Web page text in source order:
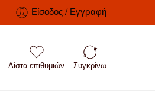
Είσοδος / Εγγραφή
Λίστα επιθυμιών Συγκρίνω